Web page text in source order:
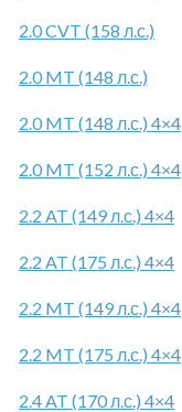
2.0 CVT (158 л.с.)
2.0 MT (148 л.с.)
2.0 MT (148 л.с.) 4×4
2.0 MT (152 л.с.) 4×4
2.2 AT (149 л.с.) 4×4
2.2 AT (175 л.с.) 4×4
2.2 MT (149 л.с.) 4×4
2.2 MT (175 л.с.) 4×4
2.4 AT (170 л.с.) 4×4